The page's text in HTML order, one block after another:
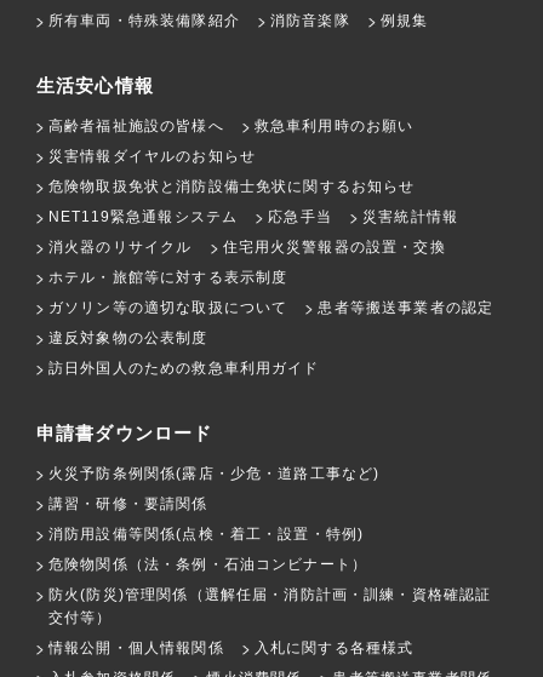
所有車両・特殊装備隊紹介
消防音楽隊 例規集
生活安心情報
高齢者福祉施設の皆様へ
救急車利用時のお願い
災害情報ダイヤルのお知らせ
危険物取扱免状と消防設備士免状に関するお知らせ
NET119緊急通報システム
応急手当
災害統計情報
消火器のリサイクル
住宅用火災警報器の設置・交換
ホテル・旅館等に対する表示制度
ガソリン等の適切な取扱について
患者等搬送事業者の認定
違反対象物の公表制度
訪日外国人のための救急車利用ガイド
申請書ダウンロード
火災予防条例関係(露店・少危・道路工事など)
講習・研修・要請関係
消防用設備等関係(点検・着工・設置・特例)
危険物関係（法・条例・石油コンビナート）
防火(防災)管理関係（選解任届・消防計画・訓練・資格確認証
交付等）
情報公開・個人情報関係
入札に関する各種様式